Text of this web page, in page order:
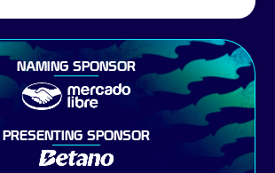
NAMING SPONSOR
PRESENTING SPONSOR